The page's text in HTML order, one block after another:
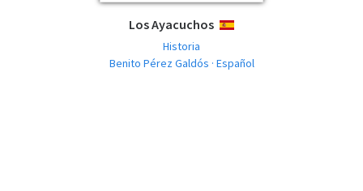
Los Ayacuchos ESPAÑOL
Historia
Benito Pérez Galdós · Español